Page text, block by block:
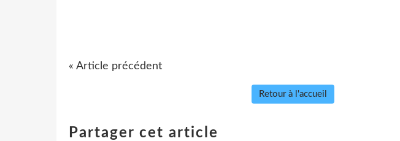
« Article précédent
Retour à l'accueil
Partager cet article